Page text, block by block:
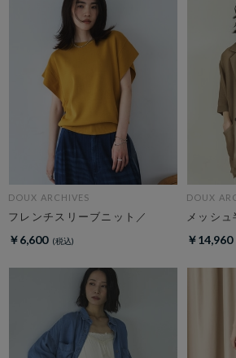
DOUX ARCHIVES
フレンチスリーブニット／
￥6,600
DOUX
メッシ
￥14,960